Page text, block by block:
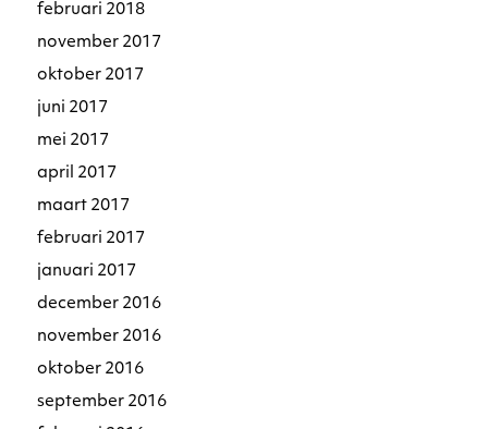
februari 2018
november 2017
oktober 2017
juni 2017
mei 2017
april 2017
maart 2017
februari 2017
januari 2017
december 2016
november 2016
oktober 2016
september 2016